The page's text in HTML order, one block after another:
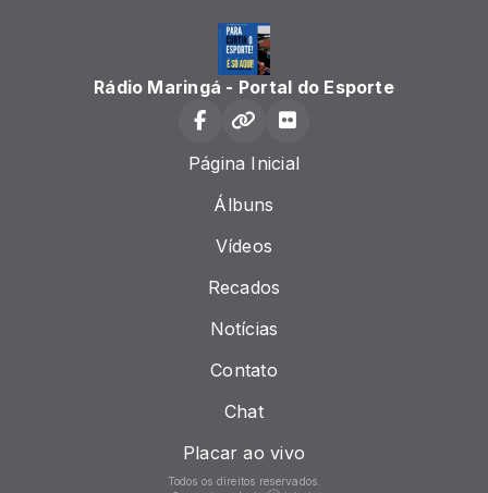
Rádio Maringá - Portal do Esporte
Página Inicial
Álbuns
Vídeos
Recados
Notícias
Contato
Chat
Placar ao vivo
Todos os direitos reservados.